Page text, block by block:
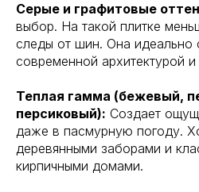
Серые и графитовые
выбор. На такой плитке
следы от шин. Она идеально
современной архитектурой
Теплая гамма (бежевый,
персиковый): Создает
даже в пасмурную погоду.
деревянными заборами и
кирпичными домами.